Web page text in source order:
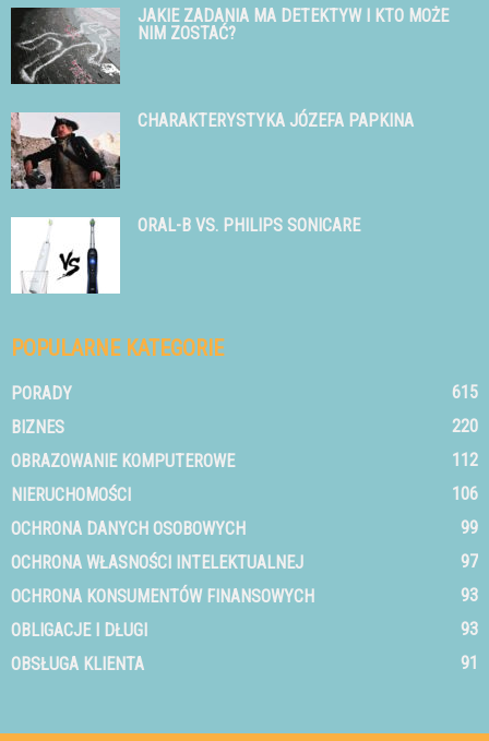
JAKIE ZADANIA MA DETEKTYW I KTO MOŻE
NIM ZOSTAĆ?
CHARAKTERYSTYKA JÓZEFA PAPKINA
ORAL-B VS. PHILIPS SONICARE
POPULARNE KATEGORIE
PORADY
615
BIZNES
220
OBRAZOWANIE KOMPUTEROWE
112
NIERUCHOMOŚCI
106
OCHRONA DANYCH OSOBOWYCH
99
OCHRONA WŁASNOŚCI INTELEKTUALNEJ
97
OCHRONA KONSUMENTÓW FINANSOWYCH
93
OBLIGACJE I DŁUGI
93
OBSŁUGA KLIENTA
91